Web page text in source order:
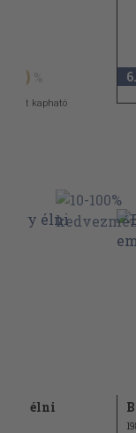
50
pont kapható
élni